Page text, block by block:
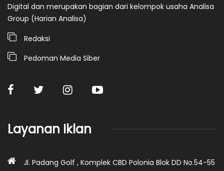
Digital dan merupakan bagian dari kelompok usaha Analisa
Group (Harian Analisa)
Redaksi
Pedoman Media Siber
Layanan Iklan
Jl. Padang Golf , Komplek CBD Polonia Blok DD No.54-55